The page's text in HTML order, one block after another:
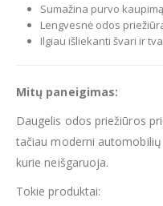
Sumažina purvo
Lengvesnė odos
Ilgiau išliekanti švari ir
Mitų paneigimas:
Daugelis odos priežiūros
tačiau moderni
kurie neišgaruoja.
Tokie produktai: